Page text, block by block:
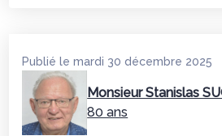
Publié le mardi 30 décembre 2025
Monsieur Stanislas
80 ans